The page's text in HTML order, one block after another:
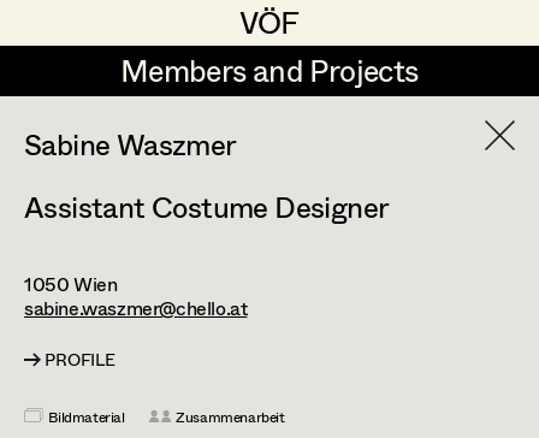
VÖF
VÖF
Members and Projects
Members and Projects
DE EN
Suche Log in
Art Department
Costume Department
Costume Designer
Costume Supervisor
Assistant Costume Designer
Costume Coordinator
Maria-Theresia Bartl
Elisabeth Binder
Anna Fritsch
Marion Grädler
Sabine Waszmer
Assistant Costume Designer
1050Wien
sabine.waszmer@chello.at
PROFILE
Bildmaterial Zusammenarbeit